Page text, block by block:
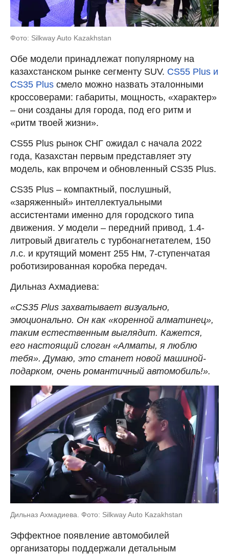
Фото: Silkway Auto Kazakhstan
Обе модели принадлежат популярному на
казахстанском рынке сегменту SUV. CS55 Plus и
CS35 Plus смело можно назвать эталонными
кроссоверами: габариты, мощность, «характер»
– они созданы для города, под его ритм и
«ритм твоей жизни».
CS55 Plus рынок СНГ ожидал с начала 2022
года, Казахстан первым представляет эту
модель, как впрочем и обновленный CS35 Plus.
CS35 Plus – компактный, послушный,
«заряженный» интеллектуальными
ассистентами именно для городского типа
движения. У модели – передний привод, 1.4-
литровый двигатель с турбонагнетателем, 150
л.с. и крутящий момент 255 Нм, 7-ступенчатая
роботизированная коробка передач.
Дильназ Ахмадиева:
«CS35 Plus захватывает визуально,
эмоционально. Он как «коренной алматинец»,
таким естественным выглядит. Кажется,
его настоящий слоган «Алматы, я люблю
тебя». Думаю, это станет новой машиной-
подарком, очень романтичный автомобиль!».
Дильназ Ахмадиева. Фото: Silkway Auto Kazakhstan
Эффектное появление автомобилей
организаторы поддержали детальным